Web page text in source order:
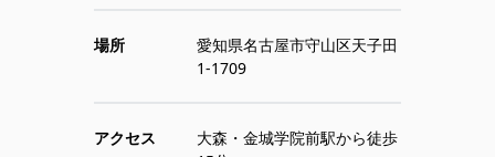
場所
愛知県名古屋市守山区天子田
1-1709
アクセス
大森・金城学院前駅から徒歩